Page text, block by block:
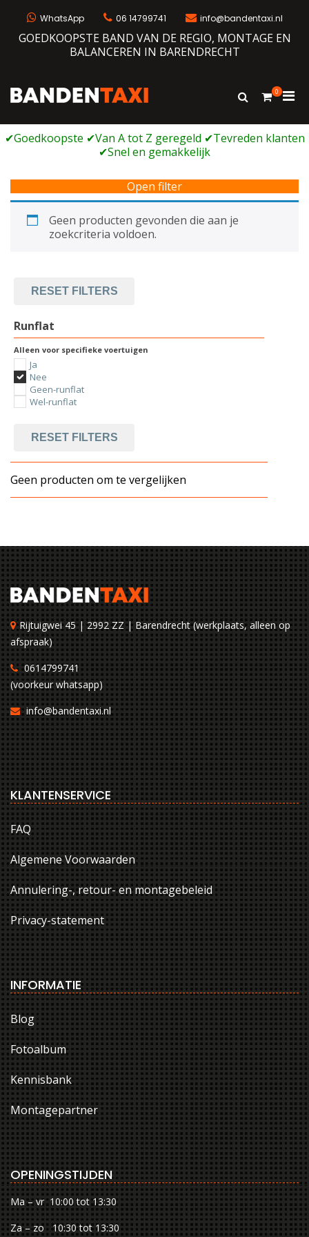
WhatsApp 06 14799741 info@bandentaxi.nl
GOEDKOOPSTE BAND VAN DE REGIO, MONTAGE EN
BALANCEREN IN BARENDRECHT
Bandengarage met eigen webshop
Toon
0
voor
Open filter
Geen producten gevonden die aan je
zoekcriteria voldoen.
RESET FILTERS
Runflat
Alleen voor specifieke voertuigen
Ja
Nee
Geen-runflat
Wel-runflat
RESET FILTERS
Geen producten om te vergelijken
Rijtuigwei 45 | 2992 ZZ | Barendrecht (werkplaats, alleen op
afspraak)
0614799741
(voorkeur whatsapp)
info@bandentaxi.nl
KLANTENSERVICE
FAQ
Algemene Voorwaarden
Annulering-, retour- en montagebeleid
Privacy-statement
INFORMATIE
Blog
Fotoalbum
Kennisbank
Montagepartner
OPENINGSTIJDEN
Ma – vr 10:00 tot 13:30
Za – zo 10:30 tot 13:30